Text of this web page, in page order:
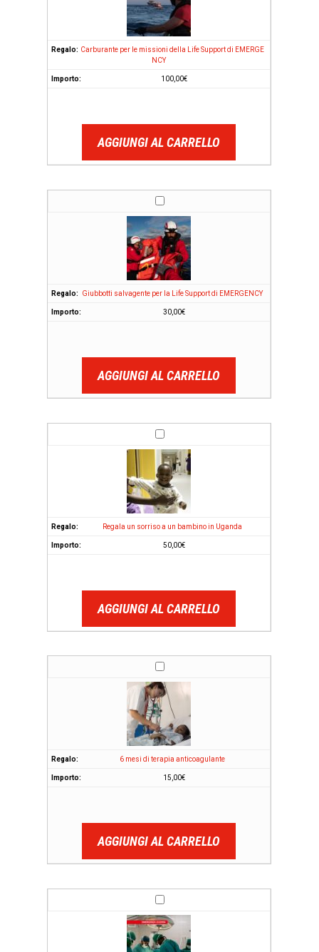
Carburante per le missioni della Life Support di EMERGE
NCY
100,00€
AGGIUNGI AL CARRELLO
Giubbotti salvagente per la Life Support di EMERGENCY
30,00€
AGGIUNGI AL CARRELLO
Regala un sorriso a un bambino in Uganda
50,00€
AGGIUNGI AL CARRELLO
6 mesi di terapia anticoagulante
15,00€
AGGIUNGI AL CARRELLO